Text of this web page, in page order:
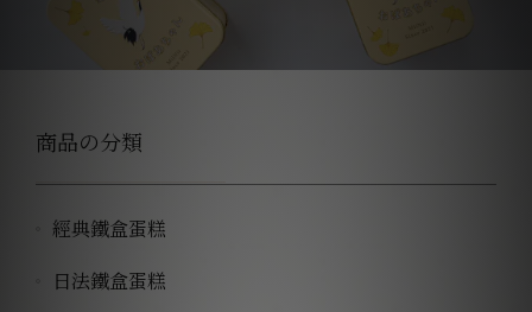
經典鐵盒蛋糕
日法鐵盒蛋糕